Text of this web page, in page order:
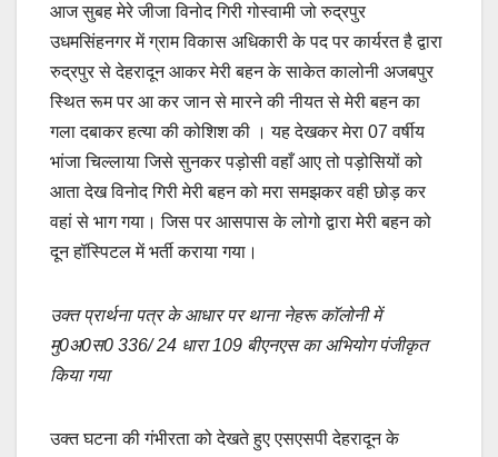
आज सुबह मेरे जीजा विनोद गिरी गोस्वामी जो रुद्रपुर
उधमसिंहनगर में ग्राम विकास अधिकारी के पद पर कार्यरत है द्वारा
रुद्रपुर से देहरादून आकर मेरी बहन के साकेत कालोनी अजबपुर
स्थित रूम पर आ कर जान से मारने की नीयत से मेरी बहन का
गला दबाकर हत्या की कोशिश की । यह देखकर मेरा 07 वर्षीय
भांजा चिल्लाया जिसे सुनकर पड़ोसी वहाँ आए तो पड़ोसियों को
आता देख विनोद गिरी मेरी बहन को मरा समझकर वही छोड़ कर
वहां से भाग गया। जिस पर आसपास के लोगो द्वारा मेरी बहन को
दून हॉस्पिटल में भर्ती कराया गया।
उक्त प्रार्थना पत्र के आधार पर थाना नेहरू कॉलोनी में
मु0अ0स0 336/ 24 धारा 109 बीएनएस का अभियोग पंजीकृत
किया गया
उक्त घटना की गंभीरता को देखते हुए एसएसपी देहरादून के